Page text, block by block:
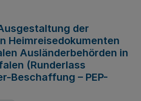
der
Heimreisedokumenten
Ausländerbehörden in
(Runderlass
Beschaffung – PEP-